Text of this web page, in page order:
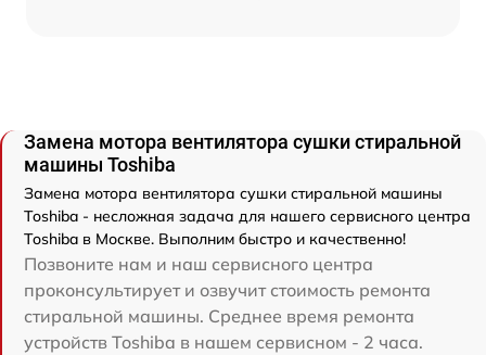
Замена мотора вентилятора сушки стиральной
машины Toshiba
Замена мотора вентилятора сушки стиральной машины
Toshiba - несложная задача для нашего сервисного центра
Toshiba в Москве. Выполним быстро и качественно!
Позвоните нам и наш сервисного центра
проконсультирует и озвучит стоимость ремонта
стиральной машины. Среднее время ремонта
устройств Toshiba в нашем сервисном - 2 часа.